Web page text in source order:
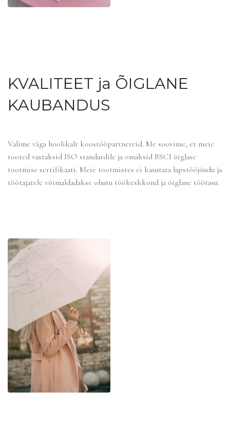
KVALITEET ja ÕIGLANE
KAUBANDUS
Valime väga hoolikalt koostööpartnereid. Me soovime, et meie
tooted vastaksid ISO standardile ja omaksid BSCI õiglase
tootmise sertifikaati. Meie tootmistes ei kasutata lapstööjõudu ja
töötajatele võimaldadakse ohutu töökeskkond ja õiglane töötasu.